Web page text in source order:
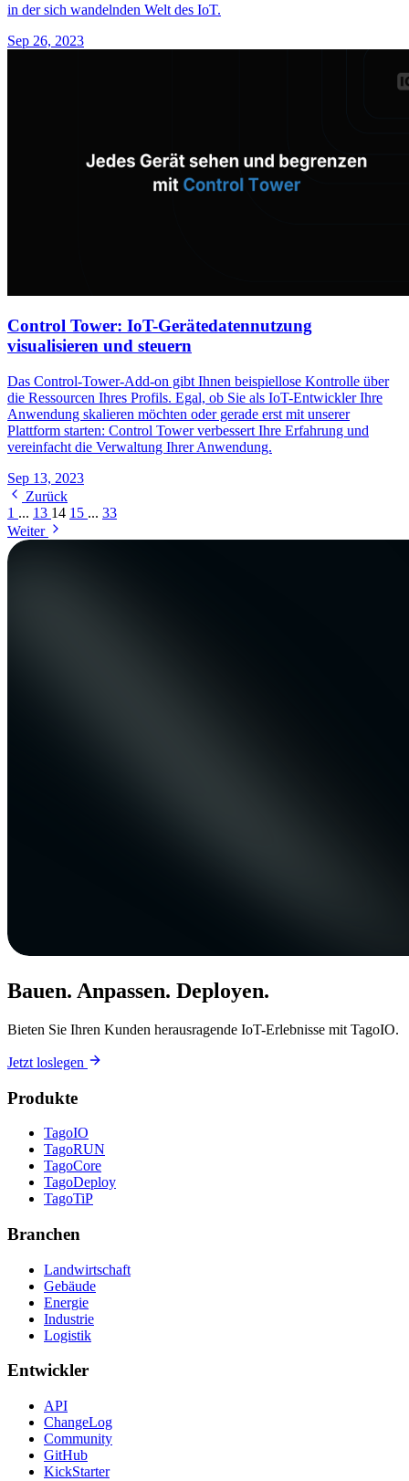
in der sich wandelnden Welt des IoT.
Sep 26, 2023
Control Tower: IoT-Gerätedatennutzung
visualisieren und steuern
Das Control-Tower-Add-on gibt Ihnen beispiellose Kontrolle über
die Ressourcen Ihres Profils. Egal, ob Sie als IoT-Entwickler Ihre
Anwendung skalieren möchten oder gerade erst mit unserer
Plattform starten: Control Tower verbessert Ihre Erfahrung und
vereinfacht die Verwaltung Ihrer Anwendung.
Sep 13, 2023
Zurück
1 ... 13 14 15 ... 33
Weiter
Bauen. Anpassen. Deployen.
Bieten Sie Ihren Kunden herausragende IoT-Erlebnisse mit TagoIO.
Jetzt loslegen
Produkte
TagoIO
TagoRUN
TagoCore
TagoDeploy
TagoTiP
Branchen
Landwirtschaft
Gebäude
Energie
Industrie
Logistik
Entwickler
API
ChangeLog
Community
GitHub
KickStarter